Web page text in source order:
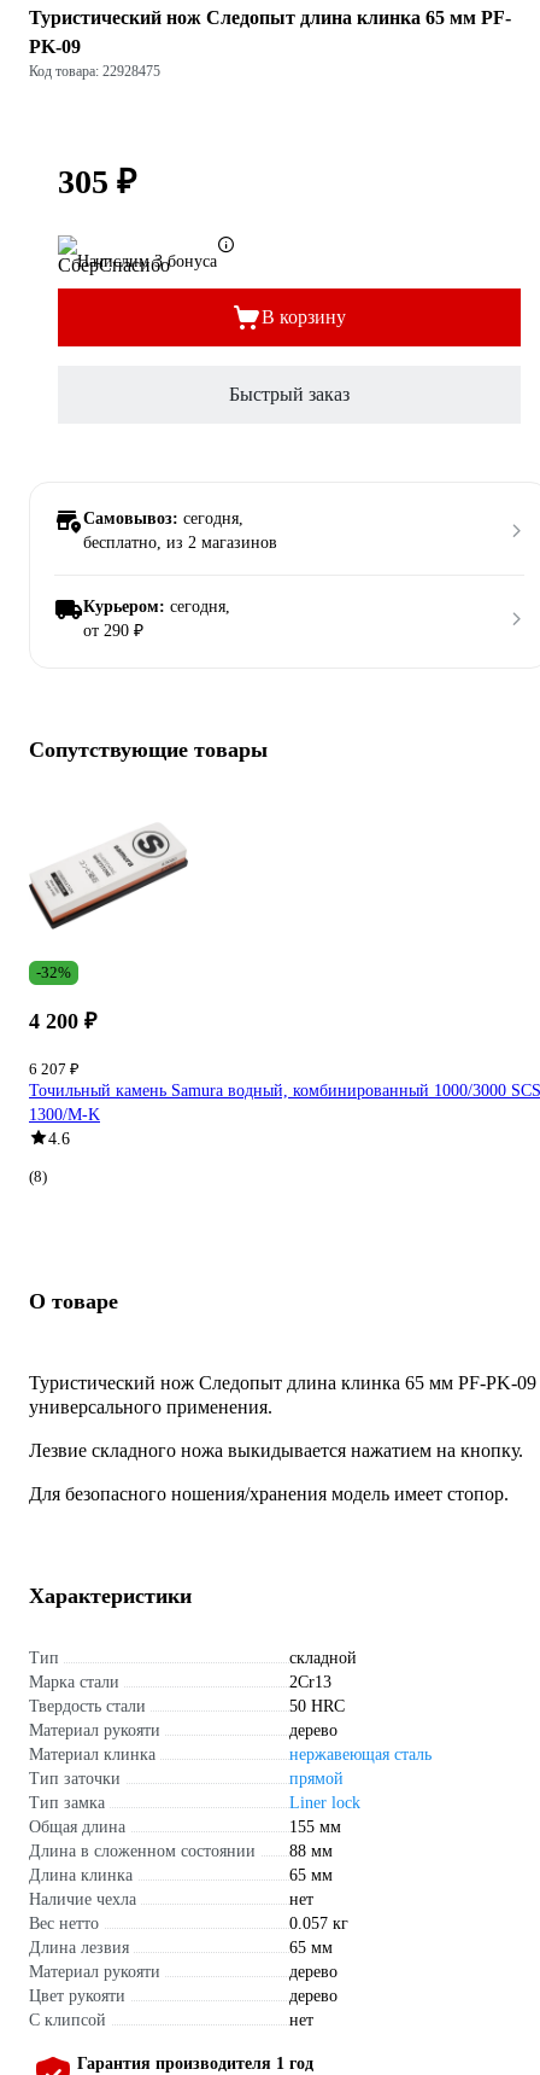
Туристический нож Следопыт длина клинка 65 мм PF-
PK-09
Код товара: 22928475
305 ₽
Начислим 3 бонуса
В корзину
Быстрый заказ
Самовывоз: сегодня,
бесплатно, из 2 магазинов
Курьером: сегодня,
от 290 ₽
Сопутствующие товары
-32%
4 200 ₽
6 207 ₽
Точильный камень Samura водный, комбинированный 1000/3000
1300/M-K
4.6
(8)
О товаре
Туристический нож Следопыт длина клинка 65 мм PF-PK-09
универсального применения.
Лезвие складного ножа выкидывается нажатием на кнопку.
Для безопасного ношения/хранения модель имеет стопор.
Характеристики
Тип
складной
Марка стали
2Cr13
Твердость стали
50 HRC
Материал рукояти
дерево
Материал клинка
нержавеющая сталь
Тип заточки
прямой
Тип замка
Liner lock
Общая длина
155 мм
Длина в сложенном состоянии
88 мм
Длина клинка
65 мм
Наличие чехла
нет
Вес нетто
0.057 кг
Длина лезвия
65 мм
Материал рукояти
дерево
Цвет рукояти
дерево
С клипсой
нет
Гарантия производителя 1 год